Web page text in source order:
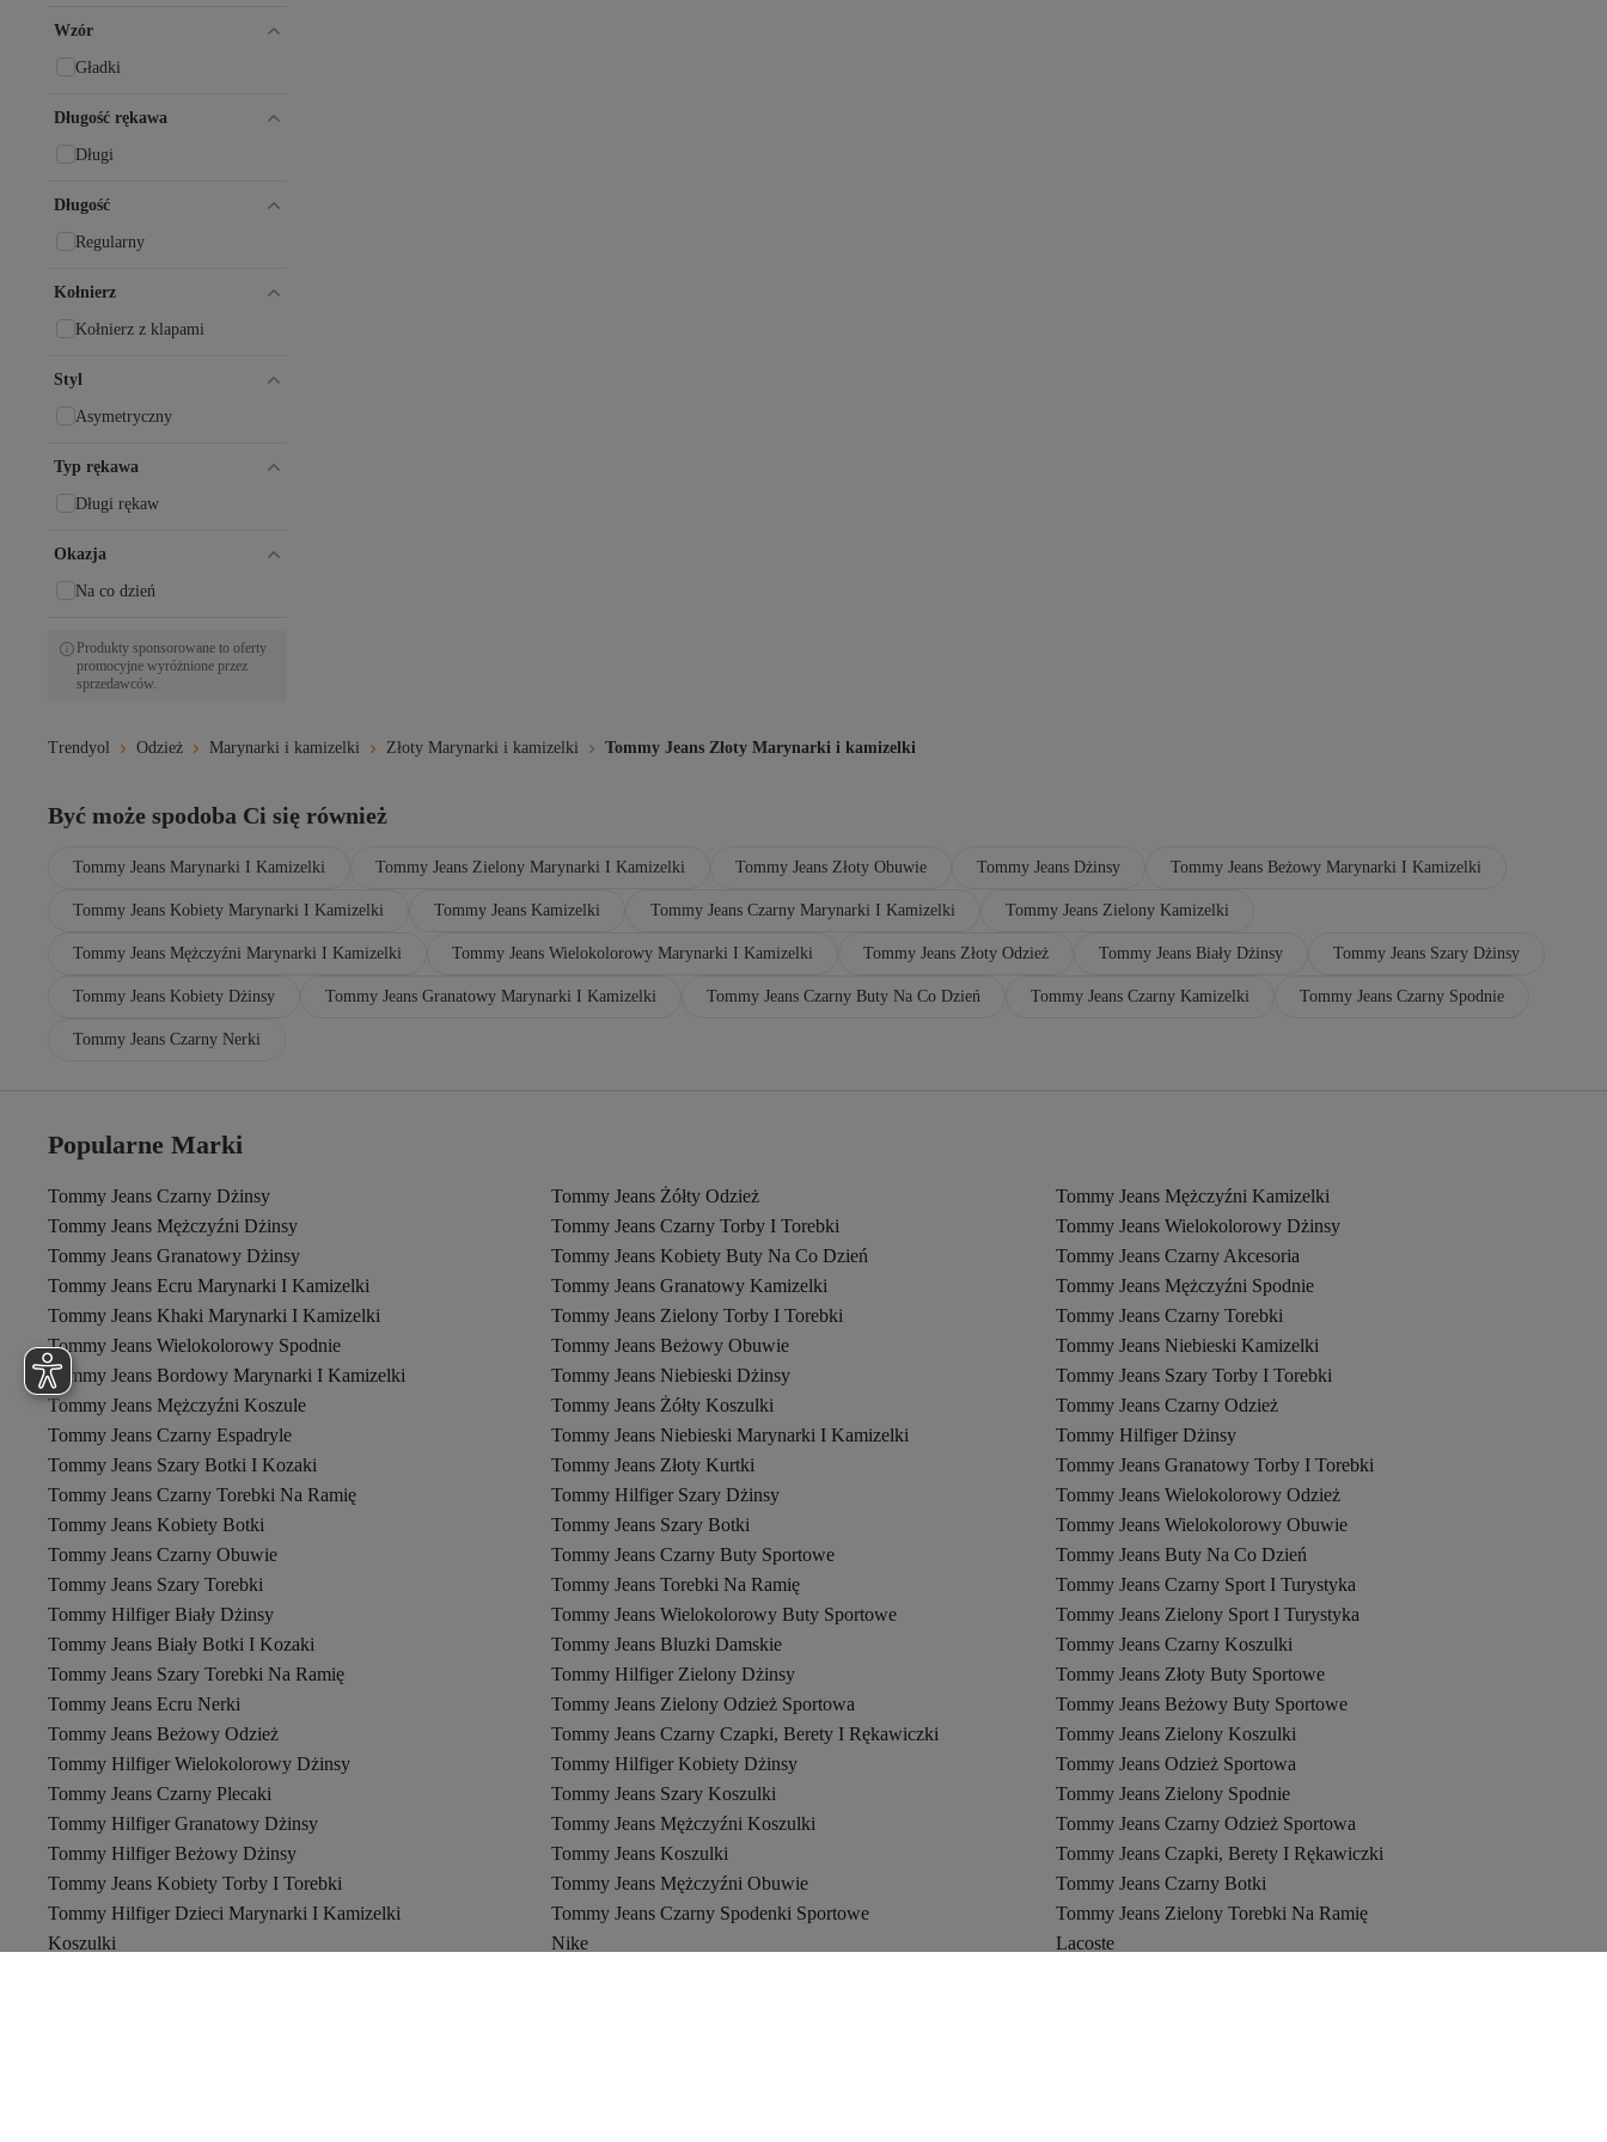
Wzór
Gładki
Długość rękawa
Długi
Długość
Regularny
Kołnierz
Kołnierz z klapami
Styl
Asymetryczny
Typ rękawa
Długi rękaw
Okazja
Na co dzień
Produkty sponsorowane to oferty
promocyjne wyróżnione przez
sprzedawców.
Trendyol Odzież Marynarki i kamizelki Złoty Marynarki i kamizelki Tommy Jeans Złoty Marynarki i kamizelki
Być może spodoba Ci się również
Tommy Jeans Marynarki I Kamizelki Tommy Jeans Zielony Marynarki I Kamizelki Tommy Jeans Złoty Obuwie Tommy Jeans Dżinsy Tommy Jeans Beżowy Marynarki I Kamizelki
Tommy Jeans Kobiety Marynarki I Kamizelki Tommy Jeans Kamizelki Tommy Jeans Czarny Marynarki I Kamizelki Tommy Jeans Zielony Kamizelki
Tommy Jeans Mężczyźni Marynarki I Kamizelki Tommy Jeans Wielokolorowy Marynarki I Kamizelki Tommy Jeans Złoty Odzież Tommy Jeans Biały Dżinsy Tommy Jeans Szary Dżinsy
Tommy Jeans Kobiety Dżinsy Tommy Jeans Granatowy Marynarki I Kamizelki Tommy Jeans Czarny Buty Na Co Dzień Tommy Jeans Czarny Kamizelki Tommy Jeans Czarny Spodnie
Tommy Jeans Czarny Nerki
Popularne Marki
Tommy Jeans Czarny Dżinsy Tommy Jeans Żółty Odzież
Tommy Jeans Mężczyźni Kamizelki
Tommy Jeans Mężczyźni Dżinsy
Tommy Jeans Czarny Torby I Torebki
Tommy Jeans Wielokolorowy Dżinsy
Tommy Jeans Granatowy Dżinsy
Tommy Jeans Kobiety Buty Na Co Dzień
Tommy Jeans Czarny Akcesoria
Tommy Jeans Ecru Marynarki I Kamizelki
Tommy Jeans Granatowy Kamizelki
Tommy Jeans Mężczyźni Spodnie
Tommy Jeans Khaki Marynarki I Kamizelki
Tommy Jeans Zielony Torby I Torebki
Tommy Jeans Czarny Torebki
Tommy Jeans Wielokolorowy Spodnie
Tommy Jeans Beżowy Obuwie
Tommy Jeans Niebieski Kamizelki
Tommy Jeans Bordowy Marynarki I Kamizelki
Tommy Jeans Niebieski Dżinsy
Tommy Jeans Szary Torby I Torebki
Tommy Jeans Mężczyźni Koszule
Tommy Jeans Żółty Koszulki
Tommy Jeans Czarny Odzież
Tommy Jeans Czarny Espadryle
Tommy Jeans Niebieski Marynarki I Kamizelki
Tommy Hilfiger Dżinsy
Tommy Jeans Szary Botki I Kozaki
Tommy Jeans Złoty Kurtki
Tommy Jeans Granatowy Torby I Torebki
Tommy Jeans Czarny Torebki Na Ramię
Tommy Hilfiger Szary Dżinsy
Tommy Jeans Wielokolorowy Odzież
Tommy Jeans Kobiety Botki
Tommy Jeans Szary Botki
Tommy Jeans Wielokolorowy Obuwie
Tommy Jeans Czarny Obuwie
Tommy Jeans Czarny Buty Sportowe
Tommy Jeans Buty Na Co Dzień
Tommy Jeans Szary Torebki
Tommy Jeans Torebki Na Ramię
Tommy Jeans Czarny Sport I Turystyka
Tommy Hilfiger Biały Dżinsy
Tommy Jeans Wielokolorowy Buty Sportowe
Tommy Jeans Zielony Sport I Turystyka
Tommy Jeans Biały Botki I Kozaki
Tommy Jeans Bluzki Damskie
Tommy Jeans Czarny Koszulki
Tommy Jeans Szary Torebki Na Ramię
Tommy Hilfiger Zielony Dżinsy
Tommy Jeans Złoty Buty Sportowe
Tommy Jeans Ecru Nerki
Tommy Jeans Zielony Odzież Sportowa
Tommy Jeans Beżowy Buty Sportowe
Tommy Jeans Beżowy Odzież
Tommy Jeans Czarny Czapki, Berety I Rękawiczki
Tommy Jeans Zielony Koszulki
Tommy Hilfiger Wielokolorowy Dżinsy
Tommy Hilfiger Kobiety Dżinsy
Tommy Jeans Odzież Sportowa
Tommy Jeans Czarny Plecaki
Tommy Jeans Szary Koszulki
Tommy Jeans Zielony Spodnie
Tommy Hilfiger Granatowy Dżinsy
Tommy Jeans Mężczyźni Koszulki
Tommy Jeans Czarny Odzież Sportowa
Tommy Hilfiger Beżowy Dżinsy
Tommy Jeans Koszulki
Tommy Jeans Czapki, Berety I Rękawiczki
Tommy Jeans Kobiety Torby I Torebki
Tommy Jeans Mężczyźni Obuwie
Tommy Jeans Czarny Botki
Tommy Hilfiger Dzieci Marynarki I Kamizelki
Tommy Jeans Czarny Spodenki Sportowe
Tommy Jeans Zielony Torebki Na Ramię
Koszulki
Nike
Lacoste